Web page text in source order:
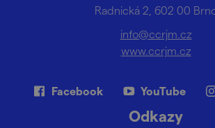
Radnická 2, 602 00
info@ccrjm.cz
www.ccrjm.cz
Facebook YouTube
Odkazy